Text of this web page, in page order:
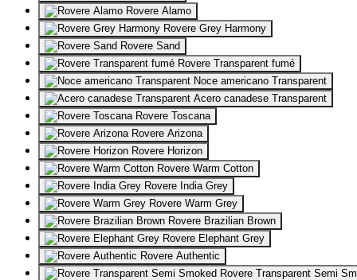
Rovere Alamo
Rovere Grey Harmony
Rovere Sand
Rovere Transparent fumé
Noce americano Transparent
Acero canadese Transparent
Rovere Toscana
Rovere Arizona
Rovere Horizon
Rovere Warm Cotton
Rovere India Grey
Rovere Warm Grey
Rovere Brazilian Brown
Rovere Elephant Grey
Rovere Authentic
Rovere Transparent Semi